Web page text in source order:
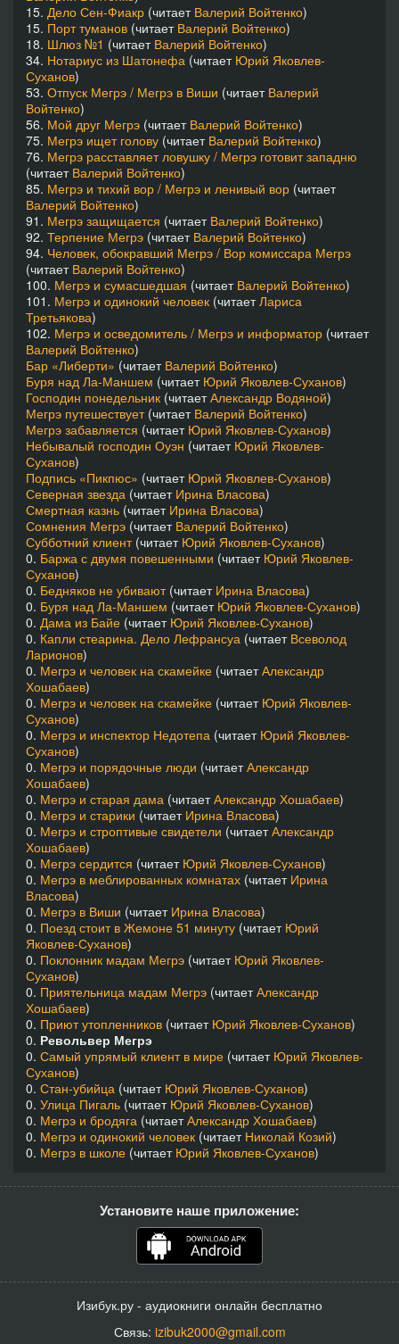
15. Дело Сен-Фиакр (читает Валерий Войтенко)
15. Порт туманов (читает Валерий Войтенко)
18. Шлюз №1 (читает Валерий Войтенко)
34. Нотариус из Шатонефа (читает Юрий Яковлев-
Суханов)
53. Отпуск Мегрэ / Мегрэ в Виши (читает Валерий
Войтенко)
56. Мой друг Мегрэ (читает Валерий Войтенко)
75. Мегрэ ищет голову (читает Валерий Войтенко)
76. Мегрэ расставляет ловушку / Мегрэ готовит западню
(читает Валерий Войтенко)
85. Мегрэ и тихий вор / Мегрэ и ленивый вор (читает
Валерий Войтенко)
91. Мегрэ защищается (читает Валерий Войтенко)
92. Терпение Мегрэ (читает Валерий Войтенко)
94. Человек, обокравший Мегрэ / Вор комиссара Мегрэ
(читает Валерий Войтенко)
100. Мегрэ и сумасшедшая (читает Валерий Войтенко)
101. Мегрэ и одинокий человек (читаетЛариса
Третьякова)
102. Мегрэ и осведомитель / Мегрэ и информатор (читает
Валерий Войтенко)
Бар «Либерти» (читает Валерий Войтенко)
Буря над Ла-Маншем (читает Юрий Яковлев-Суханов)
Господин понедельник (читаетАлександр Водяной)
Мегрэ путешествует(читает Валерий Войтенко)
Мегрэ забавляется (читает Юрий Яковлев-Суханов)
Небывалый господин Оуэн (читает Юрий Яковлев-
Суханов)
Подпись «Пикпюс» (читает Юрий Яковлев-Суханов)
Северная звезда (читает Ирина Власова)
Смертная казнь (читает Ирина Власова)
Сомнения Мегрэ (читает Валерий Войтенко)
Субботний клиент(читает Юрий Яковлев-Суханов)
0. Баржа с двумя повешенными (читает Юрий Яковлев-
Суханов)
0. Бедняков не убивают(читает Ирина Власова)
0. Буря над Ла-Маншем (читает Юрий Яковлев-Суханов)
0. Дама из Байе (читает Юрий Яковлев-Суханов)
0. Капли стеарина. Дело Лефрансуа (читает Всеволод
Ларионов)
0. Мегрэ и человек на скамейке (читаетАлександр
Хошабаев)
0. Мегрэ и человек на скамейке (читает Юрий Яковлев-
Суханов)
0. Мегрэ и инспектор Недотепа (читает Юрий Яковлев-
Суханов)
0. Мегрэ и порядочные люди (читаетАлександр
Хошабаев)
0. Мегрэ и старая дама (читаетАлександр Хошабаев)
0. Мегрэ и старики (читает Ирина Власова)
0. Мегрэ и строптивые свидетели (читаетАлександр
Хошабаев)
0. Мегрэ сердится (читает Юрий Яковлев-Суханов)
0. Мегрэ в меблированных комнатах (читает Ирина
Власова)
0. Мегрэ в Виши (читает Ирина Власова)
0. Поезд стоит в Жемоне 51 минуту (читает Юрий
Яковлев-Суханов)
0. Поклонник мадам Мегрэ (читает Юрий Яковлев-
Суханов)
0. Приятельница мадам Мегрэ (читаетАлександр
Хошабаев)
0. Приют утопленников (читает Юрий Яковлев-Суханов)
0. Револьвер Мегрэ
0. Самый упрямый клиент в мире (читает Юрий Яковлев-
Суханов)
0. Стан-убийца (читает Юрий Яковлев-Суханов)
0. Улица Пигаль (читает Юрий Яковлев-Суханов)
0. Мегрэ и бродяга (читаетАлександр Хошабаев)
0. Мегрэ и одинокий человек (читает Николай Козий)
0. Мегрэ в школе (читает Юрий Яковлев-Суханов)
Установите наше приложение:
Изибук.ру - аудиокниги онлайн бесплатно
Связь: izibuk2000@gmail.com